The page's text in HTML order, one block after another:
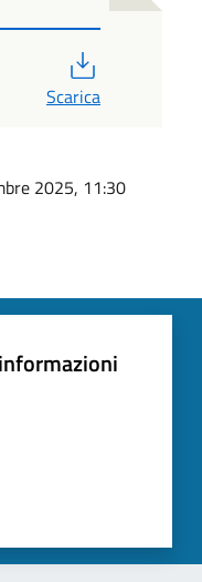
Scarica
2025, 11:30